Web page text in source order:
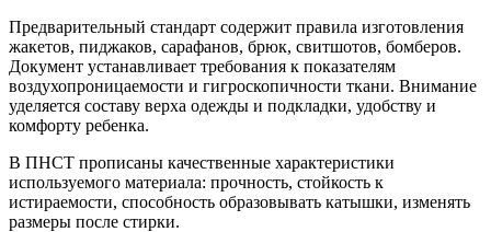
Предварительный стандарт содержит правила изготовления
жакетов, пиджаков, сарафанов, брюк, свитшотов, бомберов.
Документ устанавливает требования к показателям
воздухопроницаемости и гигроскопичности ткани. Внимание
уделяется составу верха одежды и подкладки, удобству и
комфорту ребенка.
В ПНСТ прописаны качественные характеристики
используемого материала: прочность, стойкость к
истираемости, способность образовывать катышки, изменять
размеры после стирки.